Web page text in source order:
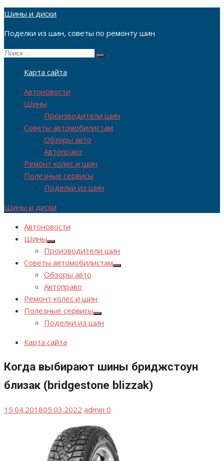
Перейти
содержимому
Шины и диски
Поделки из шин, советы по ремонту шин
Поиск
Поиск
Карта сайта
Автоновости
Шины
Производители шин
Советы автомобилистам
Обзоры авто
Автоправо
Ремонт колес и шин
Полезные сервисы
Поделки из шин
Шины и диски
Автоновости
Шины
Показывать
подменю
Производители шин
Советы автомобилистам
Показывать
Обзоры авто
Автоправо
Ремонт колес и шин
Полезные сервисы
Показывать
подменю
Поделки из шин
Карта сайта
Когда выбирают шины бриджстоун
близак (bridgestone blizzak)
Опубликовано
15.04.201805.03.2022 Автор
admin 0